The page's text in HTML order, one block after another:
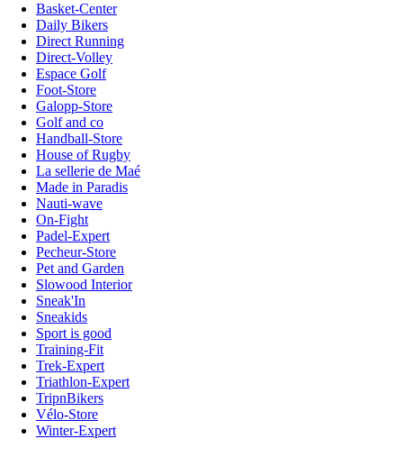
Basket-Center
Daily Bikers
Direct Running
Direct-Volley
Espace Golf
Foot-Store
Galopp-Store
Golf and co
Handball-Store
House of Rugby
La sellerie de Maé
Made in Paradis
Nauti-wave
On-Fight
Padel-Expert
Pecheur-Store
Pet and Garden
Slowood Interior
Sneak'In
Sneakids
Sport is good
Training-Fit
Trek-Expert
Triathlon-Expert
TripnBikers
Vélo-Store
Winter-Expert